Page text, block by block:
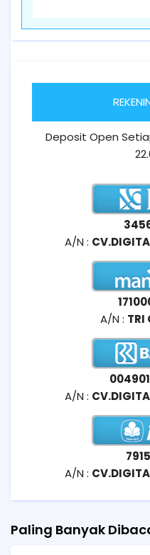
Deposit Open
A/N :
A/N : TRI
A/N :
A/N :
Paling Banyak